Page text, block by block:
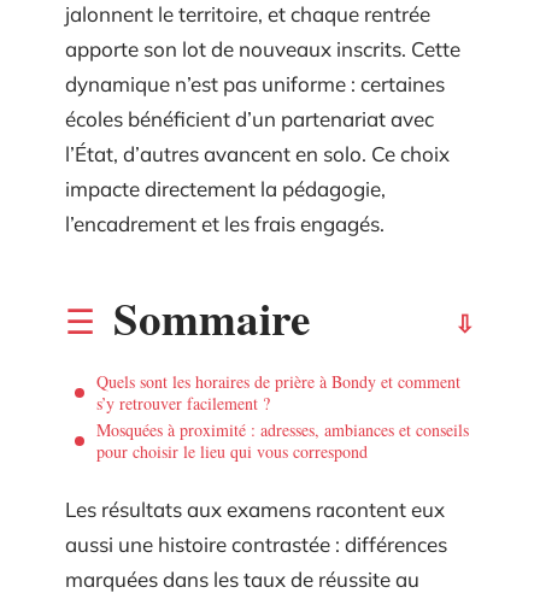
jalonnent le territoire, et chaque rentrée
apporte son lot de nouveaux inscrits. Cette
dynamique n’est pas uniforme : certaines
écoles bénéficient d’un partenariat avec
l’État, d’autres avancent en solo. Ce choix
impacte directement la pédagogie,
l’encadrement et les frais engagés.
Sommaire
Quels sont les horaires de prière à Bondy et comment
s’y retrouver facilement ?
Mosquées à proximité : adresses, ambiances et conseils
pour choisir le lieu qui vous correspond
Les résultats aux examens racontent eux
aussi une histoire contrastée : différences
marquées dans les taux de réussite au